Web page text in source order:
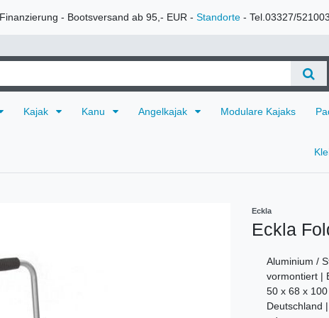
- Bootsversand ab 95,- EUR - Standorte - Tel.03327/
Kajak Kanu Angelkajak Modulare Kajaks
Eckla
Eckla
Aluminium /
vormontiert |
50 x 68 x
Deutschland